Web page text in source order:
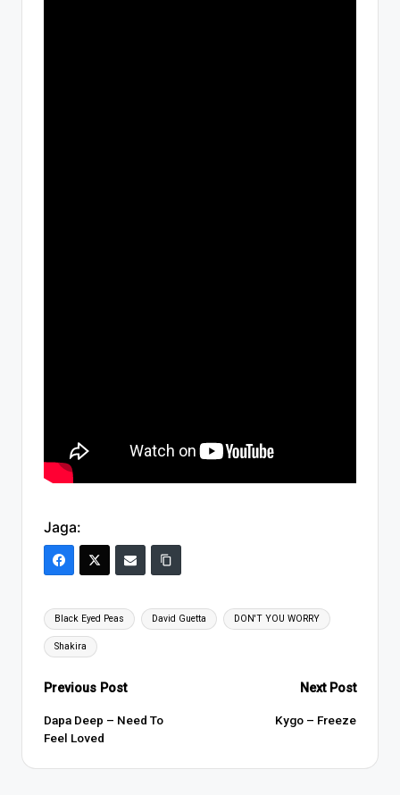
Jaga:
Tags:
Black Eyed Peas David Guetta DON'T YOU WORRY
Shakira
Post
navigation
Previous Post
Dapa Deep – Need To
Feel Loved
Next Post
Kygo – Freeze